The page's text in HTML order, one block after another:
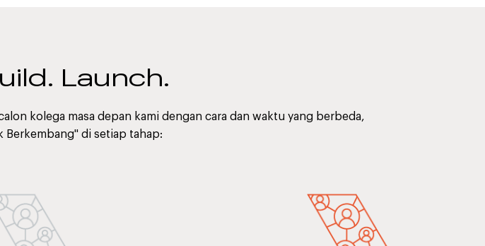
Launch.
kolega masa depan kami dengan cara dan waktu yang berbeda,
Berkembang" di setiap tahap: